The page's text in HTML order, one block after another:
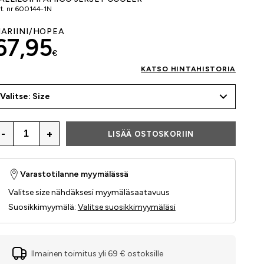
nr 600144-1N
HOPEA
€
KATSO HINTAHISTORIA
Valitse: Size
- + LISÄÄ OSTOSKORIIN
Varastotilanne myymälässä
Valitse size nähdäksesi myymäläsaatavuus
Suosikkimyymälä: Valitse suosikkimyymäläsi
Ilmainen toimitus yli 69 € ostoksille